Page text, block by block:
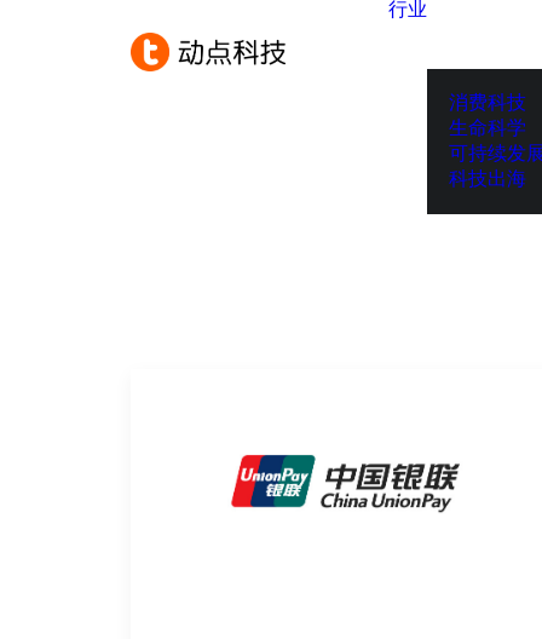
行业
消费科技
生命科学
可持续发
科技出海